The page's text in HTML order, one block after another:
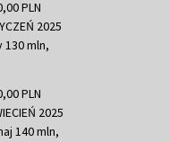
PLN
2025
130 mln,
PLN
2025
140 mln,